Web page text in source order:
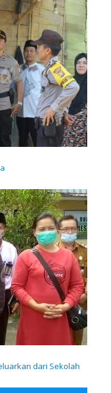
dari Sekolah